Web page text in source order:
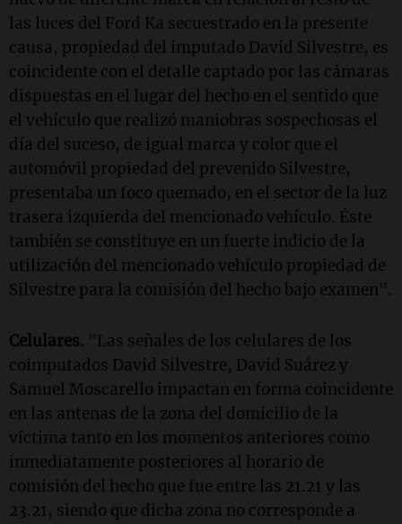
las luces del Ford Ka secuestrado en la presente
causa, propiedad del imputado David Silvestre, es
coincidente con el detalle captado por las cámaras
dispuestas en el lugar del hecho en el sentido que
el vehículo que realizó maniobras sospechosas el
día del suceso, de igual marca y color que el
automóvil propiedad del prevenido Silvestre,
presentaba un foco quemado, en el sector de la luz
trasera izquierda del mencionado vehículo. Éste
también se constituye en un fuerte indicio de la
utilización del mencionado vehículo propiedad de
Silvestre para la comisión del hecho bajo examen".
Celulares. "Las señales de los celulares de los
coimputados David Silvestre, David Suárez y
Samuel Moscarello impactan en forma coincidente
en las antenas de la zona del domicilio de la
víctima tanto en los momentos anteriores como
inmediatamente posteriores al horario de
comisión del hecho que fue entre las 21.21 y las
23.21, siendo que dicha zona no corresponde a